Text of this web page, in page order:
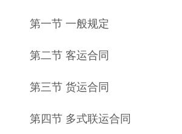
第一节 一般规定
第二节 客运合同
第三节 货运合同
第四节 多式联运合同